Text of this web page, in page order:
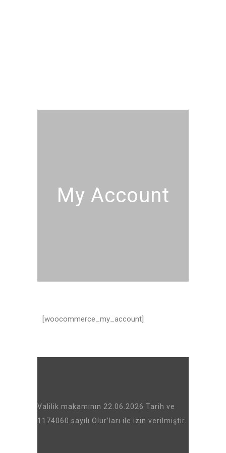
My Account
[woocommerce_my_account]
Valilik makamının 22.06.2026 Tarih ve
1174060 sayılı Olur’ları ile izin verilmiştir.